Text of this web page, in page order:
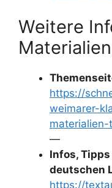
Weitere
Materialien
https://
weimarer-
materialien-
—
Infos,
deutschen
https://